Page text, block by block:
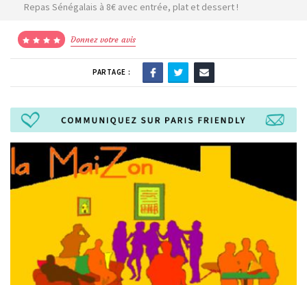
Repas Sénégalais à 8€ avec entrée, plat et dessert !
Donnez votre avis
PARTAGE :